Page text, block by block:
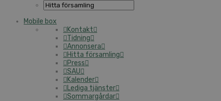
Mobile box
Kontakt
Tidning
Annonsera
Hitta församling
Press
SAU
Kalender
Lediga tjänster
Sommargårdar